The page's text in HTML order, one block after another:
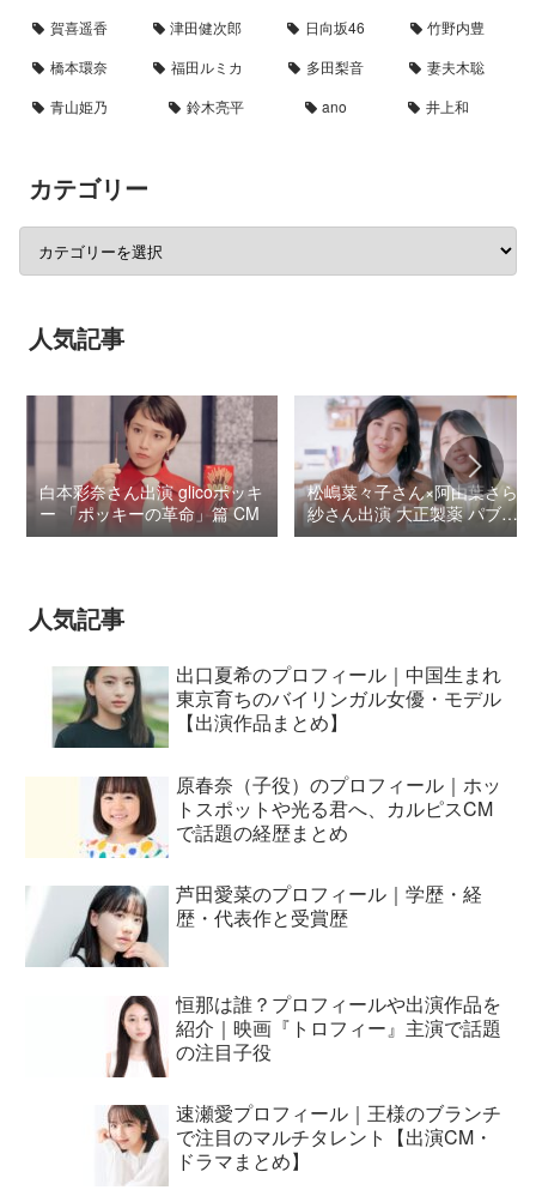
賀喜遥香
津田健次郎 日向坂46
竹野内豊
橋本環奈
福田ルミカ 多田梨音
妻夫木聡
青山姫乃
鈴木亮平 ano 井上和
カテゴリー
人気記事
白本彩奈さん出演 glicoポッキ
ー 「ポッキーの革命」篇 CM
松嶋菜々子さん×阿由葉さら
紗さん出演 大正製薬 パブロ
ンSゴールドW『いましよう
人気記事
出口夏希のプロフィール｜中国生まれ
東京育ちのバイリンガル女優・モデル
【出演作品まとめ】
原春奈（子役）のプロフィール｜ホッ
トスポットや光る君へ、カルピスCM
で話題の経歴まとめ
芦田愛菜のプロフィール｜学歴・経
歴・代表作と受賞歴
恒那は誰？プロフィールや出演作品を
紹介｜映画『トロフィー』主演で話題
の注目子役
速瀬愛プロフィール｜王様のブランチ
で注目のマルチタレント【出演CM・
ドラマまとめ】